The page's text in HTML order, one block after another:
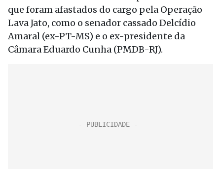
que foram afastados do cargo pela Operação
Lava Jato, como o senador cassado Delcídio
Amaral (ex-PT-MS) e o ex-presidente da
Câmara Eduardo Cunha (PMDB-RJ).